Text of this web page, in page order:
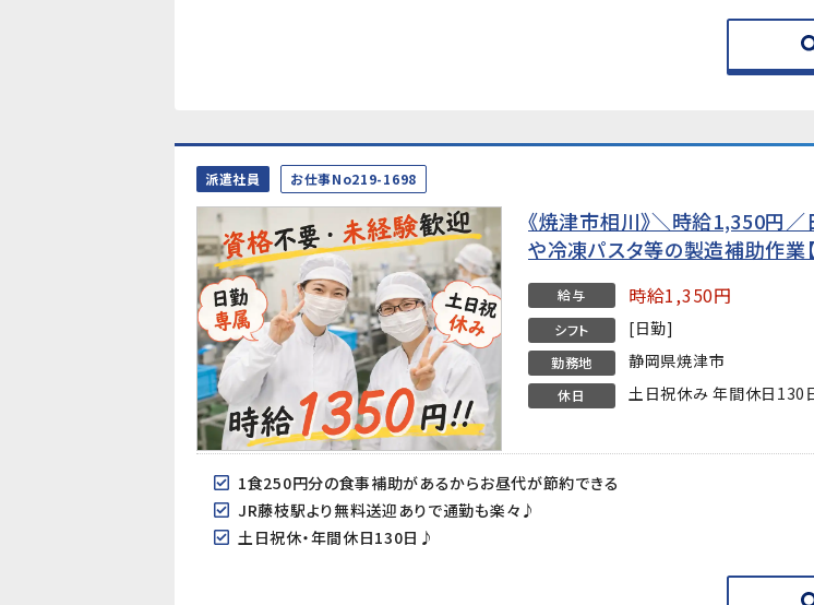
派遣社員 お仕事No219-1698
《焼津市相川》＼時給1,350円
や冷凍パスタ等の製造補助作業
給与 時給1,350円
シフト [日勤]
勤務地 静岡県焼津市
休日 土日祝休み 年間休日130
1食250円分の食事補助があるからお昼代が節約できる
JR藤枝駅より無料送迎ありで通勤も楽々♪
土日祝休・年間休日130日♪